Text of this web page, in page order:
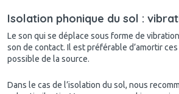
Isolation phonique du sol :
Le son qui se déplace sous forme de
son de contact. Il est préférable d’amortir
possible de la source.
Dans le cas de l’isolation du sol, nous